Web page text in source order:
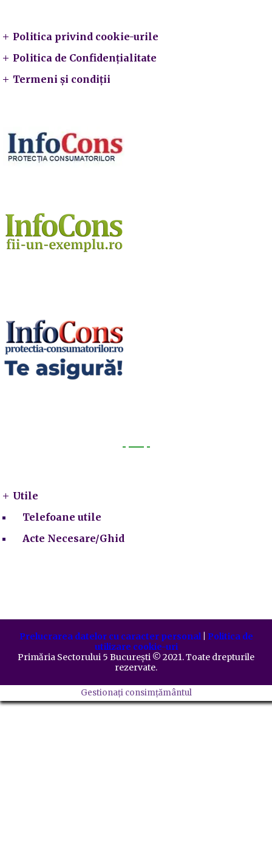
Politica privind cookie-urile
Politica de Confidențialitate
Termeni și condiții
Utile
Telefoane utile
Acte Necesare/Ghid
Prelucrarea datelor cu caracter personal| Politica de
utilizare cookie-uri
Primăria Sectorului 5 București ©️ 2021. Toate drepturile
rezervate.
Gestionați consimțământul